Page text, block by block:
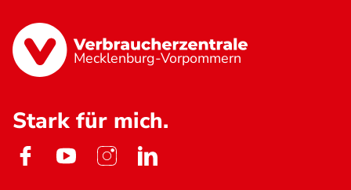
Mecklenburg-Vorpommern
Stark für mich.